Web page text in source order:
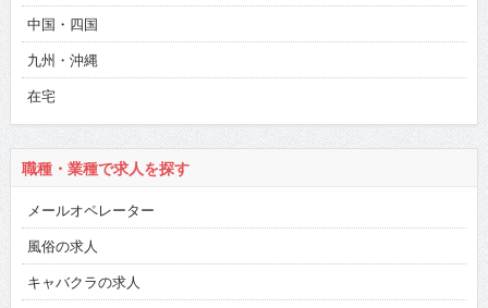
中国・四国
九州・沖縄
在宅
職種・業種で求人を探す
メールオペレーター
風俗の求人
キャバクラの求人